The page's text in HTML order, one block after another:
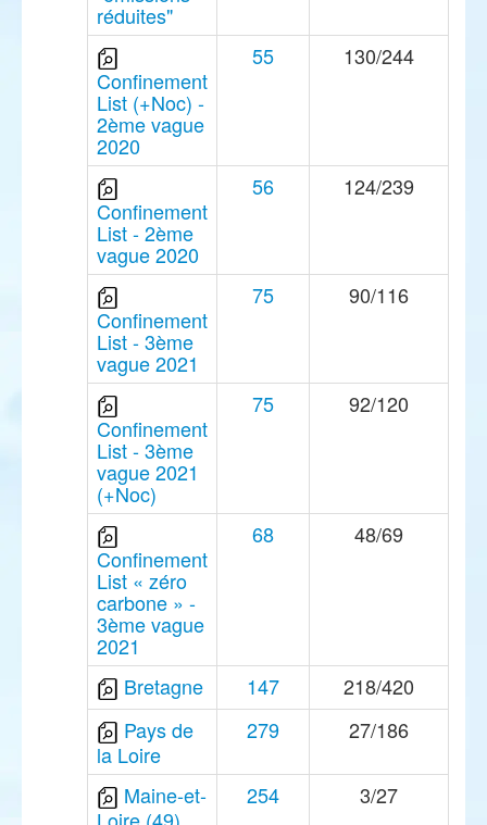
réduites"
Confinement
List (+Noc) -
2ème vague
2020
55 130/244
Confinement
List - 2ème
vague 2020
56 124/239
Confinement
List - 3ème
vague 2021
75 90/116
Confinement
List - 3ème
vague 2021
(+Noc)
75 92/120
Confinement
List « zéro
carbone » -
3ème vague
2021
68 48/69
Bretagne 147
218/420
Pays de
la Loire
279 27/186
Maine-et-
254 3/27